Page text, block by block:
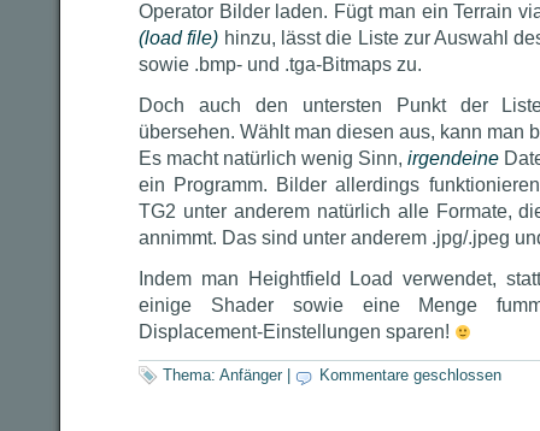
Operator Bilder laden. Fügt man ein Terrain
(load file) hinzu, lässt die Liste zur Auswahl
sowie .bmp- und .tga-Bitmaps zu.
Doch auch den untersten Punkt der
übersehen. Wählt man diesen aus, kann man
Es macht natürlich wenig Sinn, irgendeine
ein Programm. Bilder allerdings
TG2 unter anderem natürlich alle Formate,
annimmt. Das sind unter anderem .jpg/.jpeg
Indem man Heightfield Load verwendet,
einige Shader sowie eine Menge
Displacement-Einstellungen sparen!
Thema: Anfänger Kommentare geschlossen